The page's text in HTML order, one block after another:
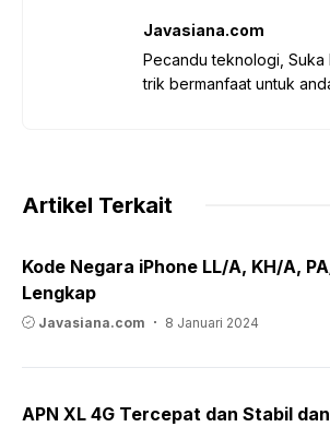
Javasiana.com
Pecandu teknologi,
trik bermanfaat untuk
Artikel Terkait
Kode Negara iPhone LL/A, KH/A,
Lengkap
Javasiana.com 8 Januari 2024
APN XL 4G Tercepat dan Stabil